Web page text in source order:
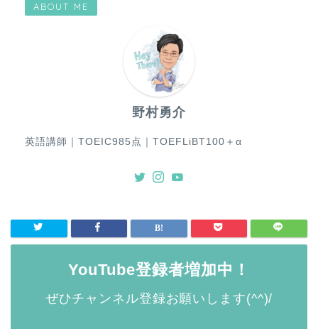
ABOUT ME
野村勇介
英語講師｜TOEIC985点｜TOEFLiBT100＋α
YouTube登録者増加中！
ぜひチャンネル登録お願いします(^^)/